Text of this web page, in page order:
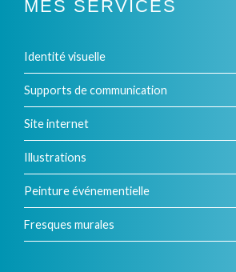
peuvent
être
choisies
sur
la
page
du
MES SERVICES
Identité visuelle
Supports de communication
Site internet
Illustrations
Peinture événementielle
Fresques murales